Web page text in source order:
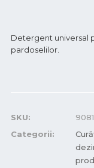
Detergent universal
pardoselilor.
SKU:
Categorii: